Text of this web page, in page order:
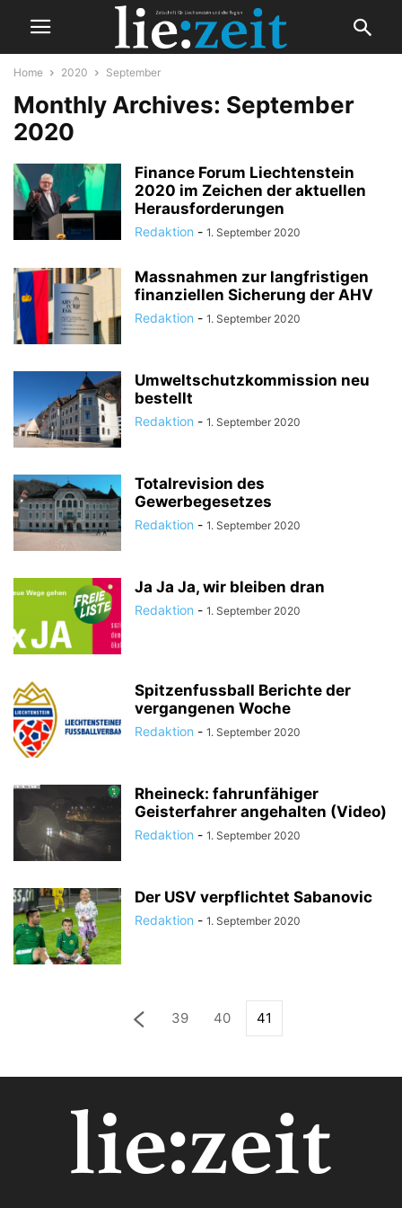
Home 2020 September
Monthly Archives: September
2020
Finance Forum Liechtenstein
2020 im Zeichen der aktuellen
Herausforderungen
Redaktion - 1. September 2020
Massnahmen zur langfristigen
finanziellen Sicherung der AHV
Redaktion - 1. September 2020
Umweltschutzkommission neu
bestellt
Redaktion - 1. September 2020
Totalrevision des
Gewerbegesetzes
Redaktion - 1. September 2020
Ja Ja Ja, wir bleiben dran
Redaktion - 1. September 2020
Spitzenfussball Berichte der
vergangenen Woche
Redaktion - 1. September 2020
Rheineck: fahrunfähiger
Geisterfahrer angehalten (Video)
Redaktion - 1. September 2020
Der USV verpflichtet Sabanovic
Redaktion - 1. September 2020
39 40 41